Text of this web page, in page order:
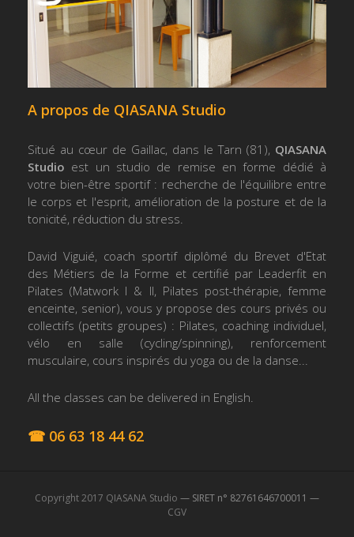
A propos de QIASANA Studio
Situé au cœur de Gaillac, dans le Tarn (81), QIASANA
Studio est un studio de remise en forme dédié à
votre bien-être sportif : recherche de l'équilibre entre
le corps et l'esprit, amélioration de la posture et de la
tonicité, réduction du stress.
David Viguié, coach sportif diplômé du Brevet d'Etat
des Métiers de la Forme et certifié par Leaderfit en
Pilates (Matwork I & II, Pilates post-thérapie, femme
enceinte, senior), vous y propose des cours privés ou
collectifs (petits groupes) : Pilates, coaching individuel,
vélo en salle (cycling/spinning), renforcement
musculaire, cours inspirés du yoga ou de la danse...
All the classes can be delivered in English.
☎ 06 63 18 44 62
Copyright 2017 QIASANA Studio — SIRET n° 82761646700011 —
CGV